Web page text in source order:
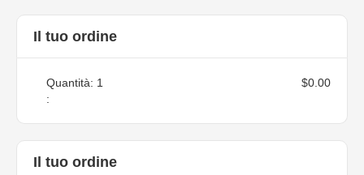
Il tuo ordine
1
:
$0.00
Il tuo ordine